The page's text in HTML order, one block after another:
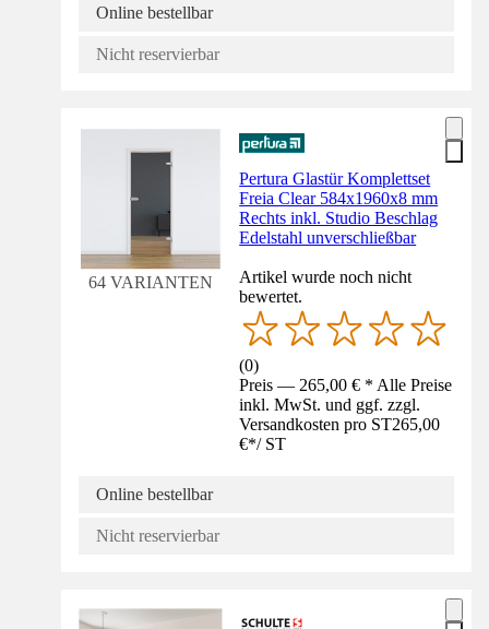
Online bestellbar
Nicht reservierbar
64 VARIANTEN
Pertura Glastür Komplettset
Freia Clear 584x1960x8 mm
Rechts inkl. Studio Beschlag
Edelstahl unverschließbar
Artikel wurde noch nicht
bewertet.
(0)
Preis — 265,00 € * Alle Preise
inkl. MwSt. und ggf. zzgl.
Versandkosten pro ST265,00
€*/ ST
Online bestellbar
Nicht reservierbar